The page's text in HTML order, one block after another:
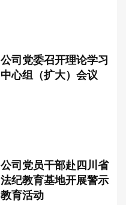
公司党委召开理论学习
中心组（扩大）会议
公司党员干部赴四川省
法纪教育基地开展警示
教育活动